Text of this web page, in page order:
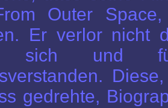
Outer Space,
Er verlor nicht
sich und
gedrehte,